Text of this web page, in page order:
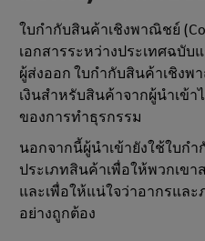
ใบกํากับสินค้าเชิงพาณิชย์
เอกสารระหว่างประเทศฉบั
ผู้ส่งออก ใบกํากับสินค้าเชิงพ
เงินสําหรับสินค้าจากผู้นําเข้
ของการทําธุรกรรม
นอกจากนี้ผู้นําเข้ายังใช้ใบกํ
ประเภทสินค้าเพื่อให้พวกเข
และเพื่อให้แน่ใจว่าอากรแล
อย่างถูกต้อง